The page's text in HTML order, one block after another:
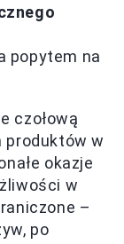
popytem na
czołową
produktów w
okazje
w
–
po